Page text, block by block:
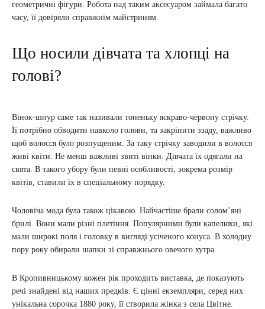
геометричні фігури. Робота над таким аксесуаром займала багато
часу, її довіряли справжнім майстриням.
Що носили дівчата та хлопці на
голові?
Вінок-шнур саме так називали тоненьку яскраво-червону стрічку.
Її потрібно обводити навколо голови, та закріпити ззаду, важливо
щоб волосся було розпущеним. За таку стрічку заводили в волосся
живі квіти. Не менш важливі звиті вінки. Дівчата їх одягали на
свята. В такого убору були певні особливості, зокрема розмір
квітів, ставили їх в спеціальному порядку.
Чоловіча мода була також цікавою. Найчастіше брали солом’яні
брилі. Вони мали різні плетіння. Популярними були капелюхи, які
мали широкі поля і головку в вигляді усіченого конуса. В холодну
пору року обирали шапки зі справжнього овечого хутра.
В Кропивницькому кожен рік проходить виставка, де показують
речі знайдені від наших предків. Є цінні екземпляри, серед них
унікальна сорочка 1880 року, її створила жінка з села Цвітне.